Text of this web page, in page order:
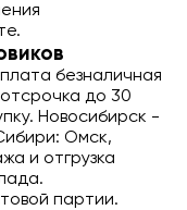
безналичная
до 30
Новосибирск -
Омск,
и отгрузка
партии.